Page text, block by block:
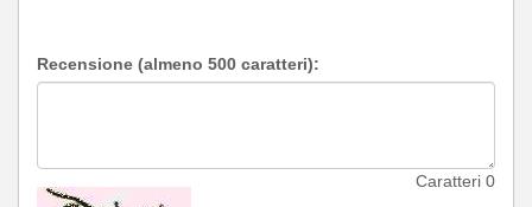
Recensione (almeno 500 caratteri):
Caratteri 0